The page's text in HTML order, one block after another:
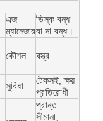
এজ
ম্যানেজার
ডিস্ক বন্ধ
বা না বন্ধ।
কৌশল বস্ত্র
সুবিধা
টেকসই, ক্ষয়
প্রতিরোধী
প্রান্ত
সীমানা,